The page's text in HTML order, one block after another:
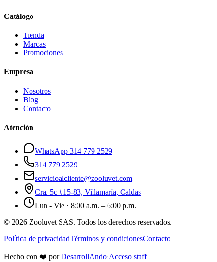
Catálogo
Tienda
Marcas
Promociones
Empresa
Nosotros
Blog
Contacto
Atención
WhatsApp 314 779 2529
314 779 2529
servicioalcliente@zooluvet.com
Cra. 5c #15-83, Villamaría, Caldas
Lun - Vie · 8:00 a.m. – 6:00 p.m.
© 2026 Zooluvet SAS. Todos los derechos reservados.
Política de privacidadTérminos y condicionesContacto
Hecho con ❤️ por DesarrollAndo·Acceso staff